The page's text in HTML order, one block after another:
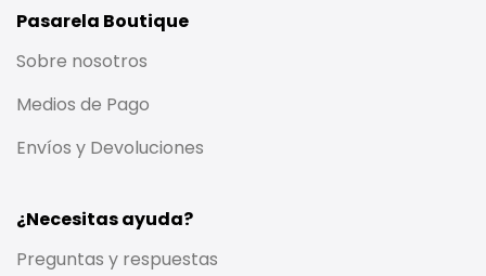
Pasarela Boutique
Sobre nosotros
Medios de Pago
Envíos y Devoluciones
¿Necesitas ayuda?
Preguntas y respuestas